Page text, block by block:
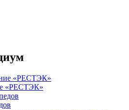
«РЕСТЭК»